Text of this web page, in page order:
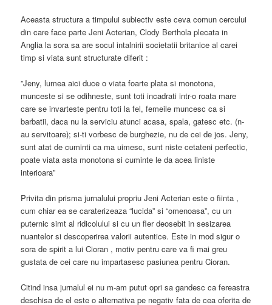
Aceasta structura a timpului subiectiv este ceva comun cercului
din care face parte Jeni Acterian, Clody Berthola plecata in
Anglia la sora sa are socul intalnirii societatii britanice al carei
timp si viata sunt structurate diferit :
”Jeny, lumea aici duce o viata foarte plata si monotona,
munceste si se odihneste, sunt toti incadrati intr-o roata mare
care se invarteste pentru toti la fel, femeile muncesc ca si
barbatii, daca nu la serviciu atunci acasa, spala, gatesc etc. (n-
au servitoare); si-ti vorbesc de burghezie, nu de cei de jos. Jeny,
sunt atat de cuminti ca ma uimesc, sunt niste cetateni perfectic,
poate viata asta monotona si cuminte le da acea liniste
interioara”
Privita din prisma jurnalului propriu Jeni Acterian este o fiinta ,
cum chiar ea se caraterizeaza “lucida” si “omenoasa”, cu un
puternic simt al ridicolului si cu un fler deosebit in sesizarea
nuantelor si descoperirea valorii autentice. Este in mod sigur o
sora de spirit a lui Cioran , motiv pentru care va fi mai greu
gustata de cei care nu impartasesc pasiunea pentru Cioran.
Citind insa jurnalul ei nu m-am putut opri sa gandesc ca fereastra
deschisa de el este o alternativa pe negativ fata de cea oferita de